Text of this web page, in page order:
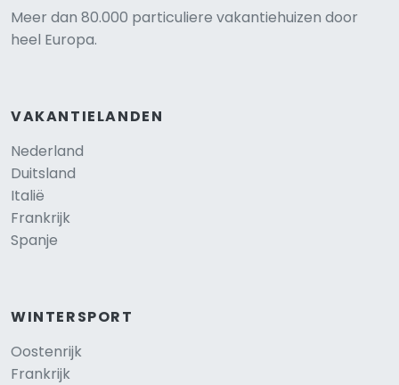
Meer dan 80.000 particuliere vakantiehuizen door
heel Europa.
VAKANTIELANDEN
Nederland
Duitsland
Italië
Frankrijk
Spanje
WINTERSPORT
Oostenrijk
Frankrijk